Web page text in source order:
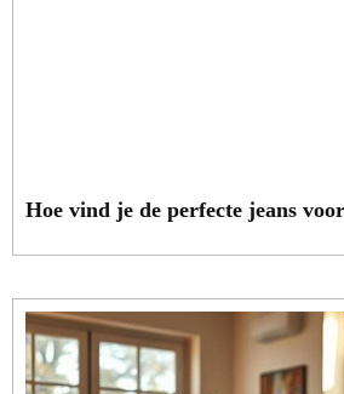
Hoe vind je de perfecte jeans